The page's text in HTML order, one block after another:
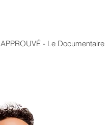
APPROUVÉ - Le Documentaire